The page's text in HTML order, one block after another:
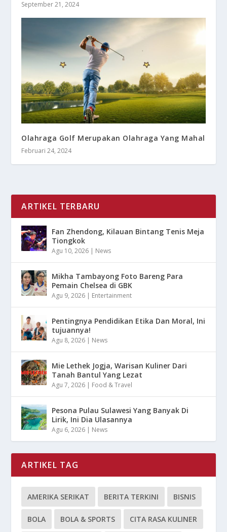
September 21, 2024
Olahraga Golf Merupakan Olahraga Yang Mahal
Februari 24, 2024
ARTIKEL TERBARU
Fan Zhendong, Kilauan Bintang Tenis Meja
Tiongkok
Agu 10, 2026 | News
Mikha Tambayong Foto Bareng Para
Pemain Chelsea di GBK
Agu 9, 2026 | Entertainment
Pentingnya Pendidikan Etika Dan Moral, Ini
tujuannya!
Agu 8, 2026 | News
Mie Lethek Jogja, Warisan Kuliner Dari
Tanah Bantul Yang Lezat
Agu 7, 2026 | Food & Travel
Pesona Pulau Sulawesi Yang Banyak Di
Lirik, Ini Dia Ulasannya
Agu 6, 2026 | News
ARTIKEL TAG
AMERIKA SERIKAT BERITA TERKINI BISNIS
BOLA BOLA & SPORTS CITA RASA KULINER